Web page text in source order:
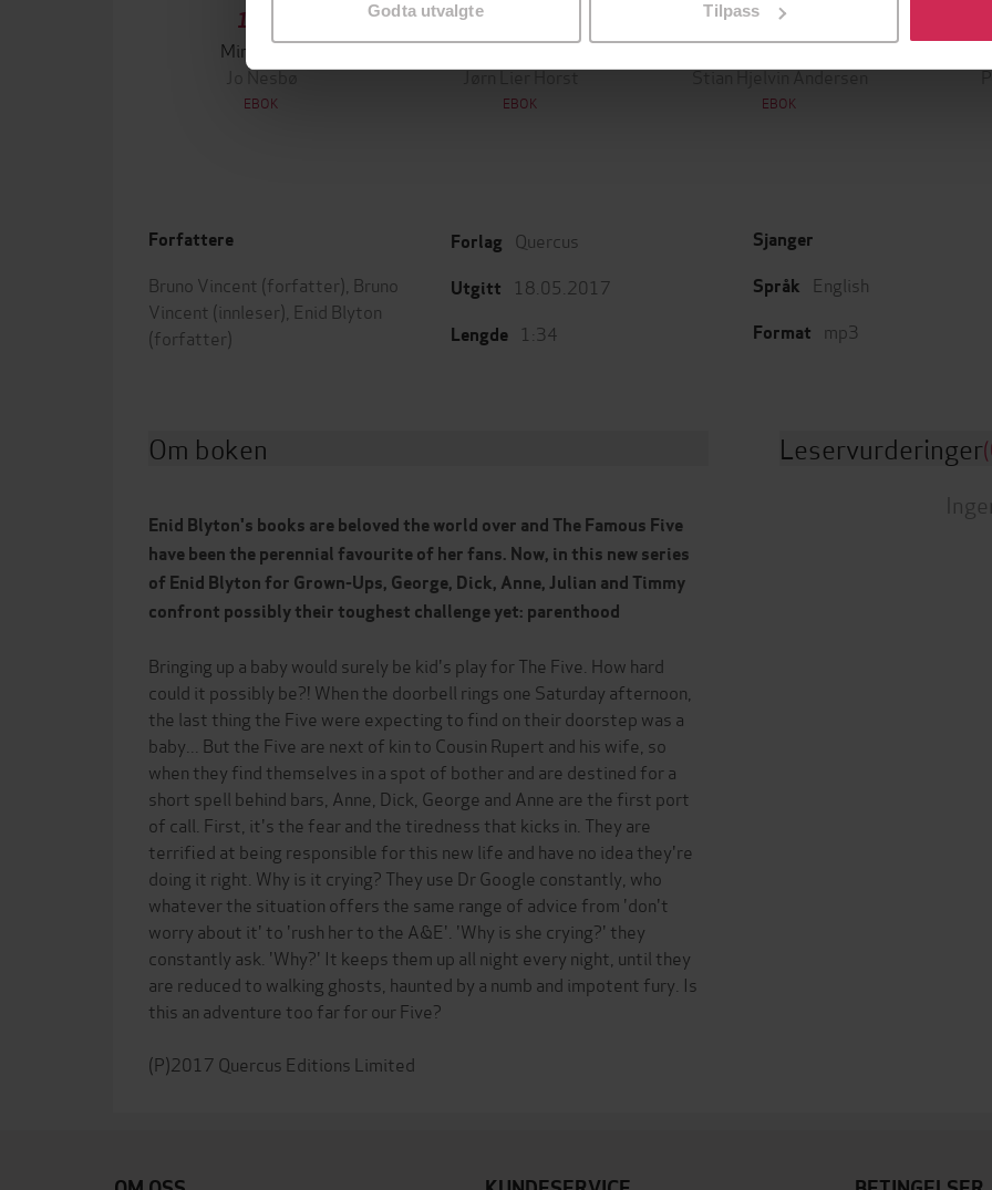
Godta utvalgte Tilpass
199,-
Minnesota
Jo Nesbø
EBOK
Utskudd
Jørn Lier Horst
EBOK
149,-
En lykkelig familie
Stian Hjelvin Andersen
EBOK
Forfattere
Bruno Vincent (forfatter), Bruno
Vincent (innleser), Enid Blyton
(forfatter)
Forlag Quercus
Utgitt 18.05.2017
Lengde 1:34
Sjanger
Språk
English
Format mp3
Om boken
Enid Blyton's books are beloved the world over and The Famous Five
have been the perennial favourite of her fans. Now, in this new series
of Enid Blyton for Grown-Ups, George, Dick, Anne, Julian and Timmy
confront possibly their toughest challenge yet: parenthood
Bringing up a baby would surely be kid's play for The Five. How hard
could it possibly be?! When the doorbell rings one Saturday afternoon,
the last thing the Five were expecting to find on their doorstep was a
baby... But the Five are next of kin to Cousin Rupert and his wife, so
when they find themselves in a spot of bother and are destined for a
short spell behind bars, Anne, Dick, George and Anne are the first port
of call. First, it's the fear and the tiredness that kicks in. They are
terrified at being responsible for this new life and have no idea they're
doing it right. Why is it crying? They use Dr Google constantly, who
whatever the situation offers the same range of advice from 'don't
worry about it' to 'rush her to the A&E'. 'Why is she crying?' they
constantly ask. 'Why?' It keeps them up all night every night, until they
are reduced to walking ghosts, haunted by a numb and impotent fury. Is
this an adventure too far for our Five?
Leservurderinger